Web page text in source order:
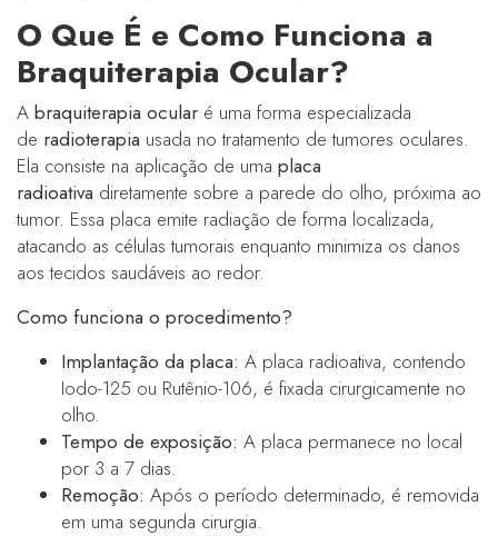
O Que É e Como Funciona a
Braquiterapia Ocular?
A braquiterapia ocular é uma forma especializada
de radioterapia usada no tratamento de tumores oculares.
Ela consiste na aplicação de uma placa
radioativa diretamente sobre a parede do olho, próxima ao
tumor. Essa placa emite radiação de forma localizada,
atacando as células tumorais enquanto minimiza os danos
aos tecidos saudáveis ao redor.
Como funciona o procedimento?
Implantação da placa: A placa radioativa, contendo
Iodo-125 ou Rutênio-106, é fixada cirurgicamente no
olho.
Tempo de exposição: A placa permanece no local
por 3 a 7 dias.
Remoção: Após o período determinado, é removida
em uma segunda cirurgia.